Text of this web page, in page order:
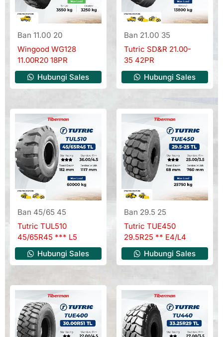
Ban 11.00 20
Wingood WG128
11.00R20 18PR
Hubungi Sales
Ban 21.00 35
Tutric SD&R 21.00-
35 42PR
Hubungi Sales
Ban 45/65 45
Tutric TUL510
45/65R45 *** L5
Hubungi Sales
Ban 29.5 25
Tutric TUE450
29.5R25 ** E4/L4
Hubungi Sales